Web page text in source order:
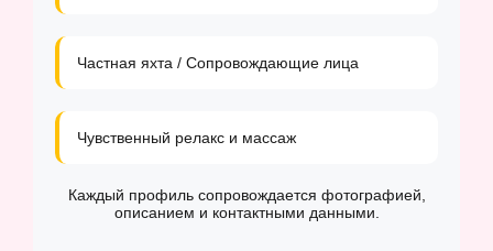
Частная яхта / Сопровождающие лица
Чувственный релакс и массаж
Каждый профиль сопровождается фотографией,
описанием и контактными данными.